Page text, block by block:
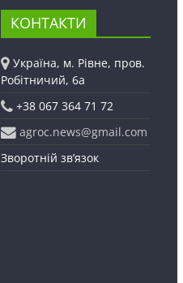
КОНТАКТИ
Україна, м. Рівне, пров.
Робітничий, 6а
+38 067 364 71 72
agroc.news@gmail.com
Зворотній зв’язок